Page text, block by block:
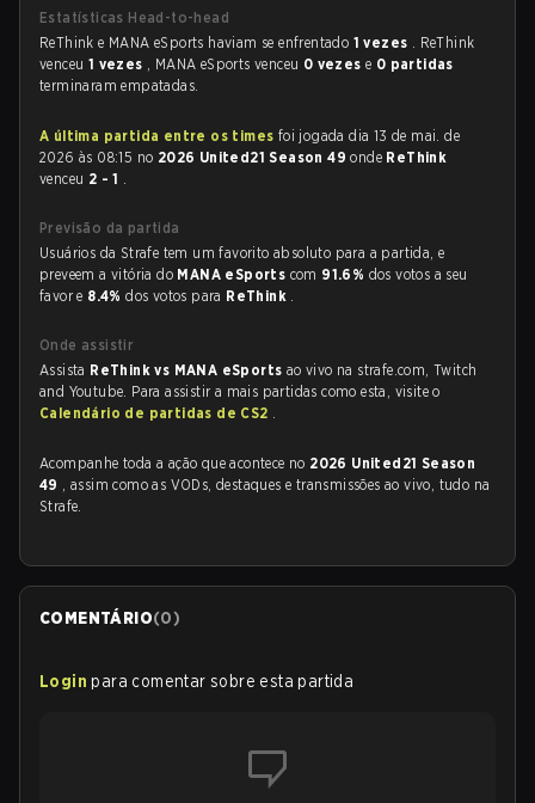
Estatísticas Head-to-head
ReThink e MANA eSports haviam se enfrentado 1 vezes . ReThink
venceu 1 vezes , MANA eSports venceu 0 vezese 0 partidas
terminaram empatadas.
A última partida entre os times foi jogada dia 13 de mai. de
2026 às 08:15 no 2026 United21 Season 49onde ReThink
venceu 2 - 1 .
Previsão da partida
Usuários da Strafe tem um favorito absoluto para a partida, e
preveem a vitória do MANA eSports com 91.6% dos votos a seu
favor e 8.4%dos votos para ReThink .
Onde assistir
Assista ReThink vs MANA eSports ao vivo na strafe.com, Twitch
and Youtube. Para assistir a mais partidas como esta, visite o
Calendário de partidas de CS2 .
Acompanhe toda a ação que acontece no 2026 United21 Season
49 , assim como as VODs, destaques e transmissões ao vivo, tudo na
Strafe.
COMENTÁRIO(0)
Login para comentar sobre esta partida